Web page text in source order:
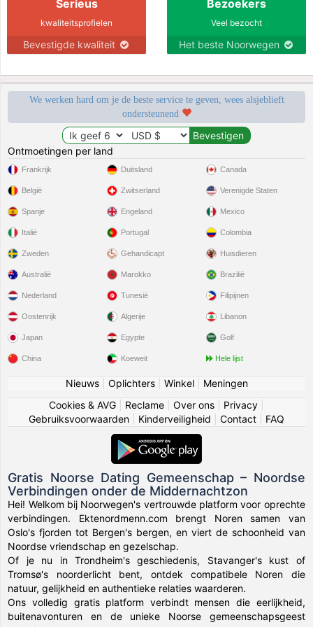
Serieus
kwaliteitsprofielen
Bevestigde kwaliteit
Bezoekers
Veel bezocht
Het beste Noorwegen
We werken hard om je de beste service te geven, wees alsjeblieft
ondersteunend
Ontmoetingen per land
Frankrijk
België
Spanje
Italië
Zweden
Duitsland
Zwitserland
Engeland
Portugal
Gehandicapt
Canada
Verenigde Staten
Mexico
Colombia
Huisdieren
Australië
Nederland
Oostenrijk
Japan
China
Marokko
Tunesië
Algerije
Egypte
Koeweit
Brazilië
Filipijnen
Libanon
Golf
Hele lijst
Nieuws| Oplichters| Winkel| Meningen
Cookies & AVG
Reclame Over ons Privacy
Gebruiksvoorwaarden
Kinderveiligheid Contact FAQ
Gratis Noorse Dating Gemeenschap – Noordse
Verbindingen onder de Middernachtzon
Hei! Welkom bij Noorwegen's vertrouwde platform voor oprechte
verbindingen. Ektenordmenn.com brengt Noren samen van
Oslo's fjorden tot Bergen's bergen, en viert de schoonheid van
Noordse vriendschap en gezelschap.
Of je nu in Trondheim's geschiedenis, Stavanger's kust of
Tromsø's noorderlicht bent, ontdek compatibele Noren die
natuur, gelijkheid en authentieke relaties waarderen.
Ons volledig gratis platform verbindt mensen die eerlijkheid,
buitenavonturen en de unieke Noorse gemeenschapsgeest